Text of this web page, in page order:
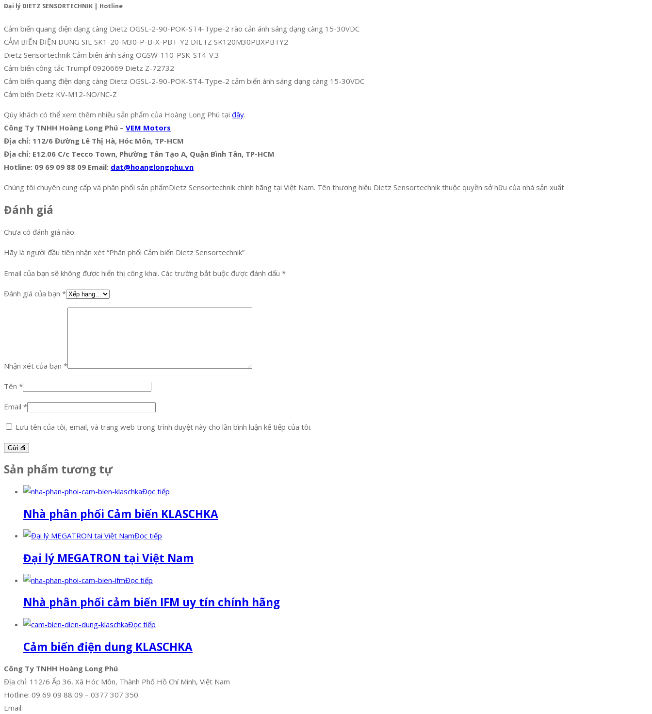
Đại lý DIETZ SENSORTECHNIK | Hotline
Cảm biến quang điện dạng càng Dietz OGSL-2-90-POK-ST4-Type-2 rào cản ánh sáng dạng càng 15-30VDC
CẢM BIẾN ĐIỆN DUNG SIE SK1-20-M30-P-B-X-PBT-Y2 DIETZ SK120M30PBXPBTY2
Dietz Sensortechnik Cảm biến ánh sáng OGSW-110-PSK-ST4-V.3
Cảm biến công tắc Trumpf 0920669 Dietz Z-72732
Cảm biến quang điện dạng càng Dietz OGSL-2-90-POK-ST4-Type-2 cảm biến ánh sáng dạng càng 15-30VDC
Cảm biến Dietz KV-M12-NO/NC-Z
Qúy khách có thể xem thêm nhiều sản phẩm của Hoàng Long Phú tại đây.
Công Ty TNHH Hoàng Long Phú – VEM Motors
Địa chỉ: 112/6 Đường Lê Thị Hà, Hóc Môn, TP-HCM
Địa chỉ: E12.06 C/c Tecco Town, Phường Tân Tạo A, Quận Bình Tân, TP-HCM
Hotline: 09 69 09 88 09 Email: dat@hoanglongphu.vn
Chúng tôi chuyên cung cấp và phân phối sản phẩmDietz Sensortechnik chính hãng tại Việt Nam. Tên thương hiệu Dietz Sensortechnik thuộc quyền sở hữu của nhà sản xuất
Đánh giá
Chưa có đánh giá nào.
Hãy là người đầu tiên nhận xét “Phân phối Cảm biến Dietz Sensortechnik”
Email của bạn sẽ không được hiển thị công khai. Các trường bắt buộc được đánh dấu *
Đánh giá của bạn *
Nhận xét của bạn *
Tên *
Email *
Lưu tên của tôi, email, và trang web trong trình duyệt này cho lần bình luận kế tiếp của tôi.
Sản phẩm tương tự
Đọc tiếp
Nhà phân phối Cảm biến KLASCHKA
Đọc tiếp
Đại lý MEGATRON tại Việt Nam
Đọc tiếp
Nhà phân phối cảm biến IFM uy tín chính hãng
Đọc tiếp
Cảm biến điện dung KLASCHKA
Công Ty TNHH Hoàng Long Phú
Địa chỉ: 112/6 Ấp 36, Xã Hóc Môn, Thành Phố Hồ Chí Minh, Việt Nam
Hotline: 09 69 09 88 09 – 0377 307 350
Email: